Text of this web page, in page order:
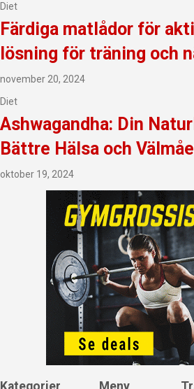
Diet
Färdiga matlådor för
lösning för träning och
november 20, 2024
Diet
Ashwagandha: Din
Bättre Hälsa och
oktober 19, 2024
Kategorier Meny